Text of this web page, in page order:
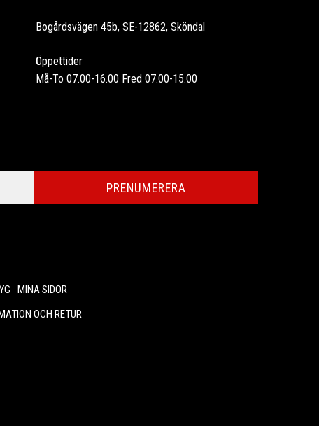
Bogårdsvägen 45b, SE-12862, Sköndal
Öppettider
Må-To 07.00-16.00 Fred 07.00-15.00
PRENUMERERA
MINA SIDOR
OCH RETUR